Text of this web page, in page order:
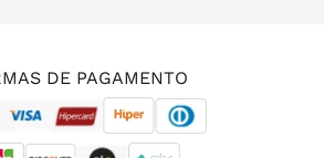
DE PAGAMENTO